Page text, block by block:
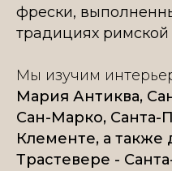
фрески,
традициях
Мы изучим
Мария Антиква,
Сан-Марко, Санта-
Клементе, а также
Трастевере -